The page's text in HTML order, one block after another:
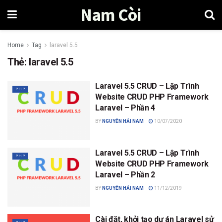
Nam Còi
Home Tag laravel 5.5
Thẻ: laravel 5.5
PHP
Laravel 5.5 CRUD – Lập Trình
Website CRUD PHP Framework
Laravel – Phần 4
BY NGUYỄN HẢI NAM 10/07/2020
PHP
Laravel 5.5 CRUD – Lập Trình
Website CRUD PHP Framework
Laravel – Phần 2
BY NGUYỄN HẢI NAM 11/12/2019
Cài đặt, khởi tạo dự án Laravel sử